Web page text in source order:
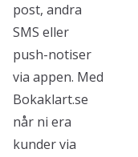
post, andra
SMS eller
push-notiser
via appen. Med
Bokaklart.se
når ni era
kunder via